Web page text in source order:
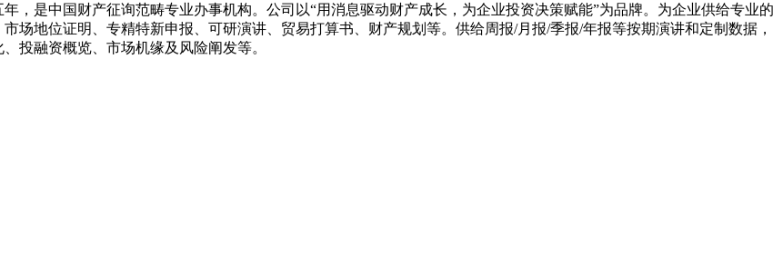
，是中国财产征询范畴专业办事机构。公司以“用消息驱动财产成长，为企业投资决策赋能”为品牌。为企业供给专业的
场地位证明、专精特新申报、可研演讲、贸易打算书、财产规划等。供给周报/月报/季报/年报等按期演讲和定制数据，
投融资概览、市场机缘及风险阐发等。